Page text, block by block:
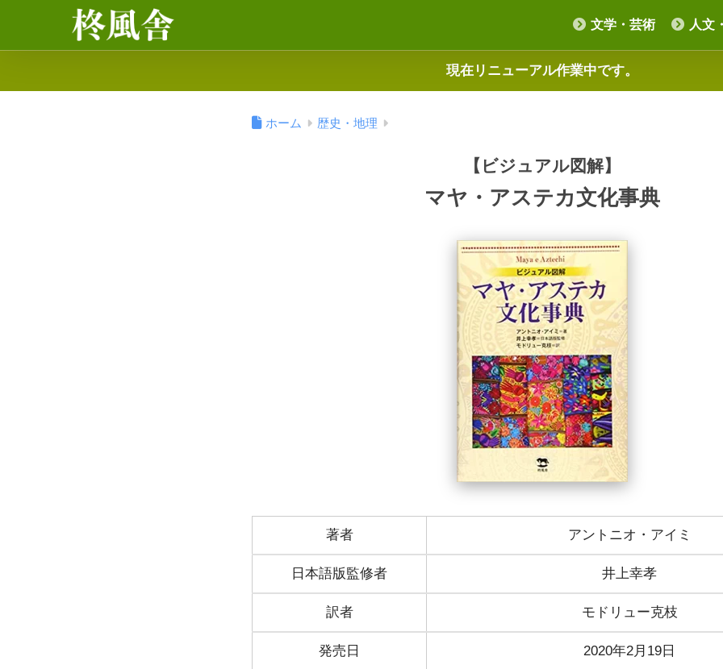
文学・芸術 人文
現在リニューアル作業中です。
ホーム 歴史・地理
【ビジュアル図解】
マヤ・アステカ文化事典
著者 アントニオ・アイミ
日本語版監修者 井上幸孝
訳者 モドリュー克枝
発売日 2020年2月19日